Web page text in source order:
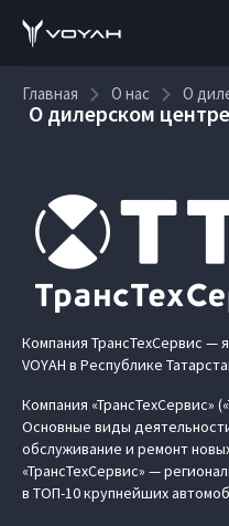
Главная О нас О
О дилерском
Компания ТрансТехСервис —
VOYAH в Республике
Компания «ТрансТехСервис»
Основные виды
обслуживание и ремонт
«ТрансТехСервис» —
в ТОП-10 крупнейших